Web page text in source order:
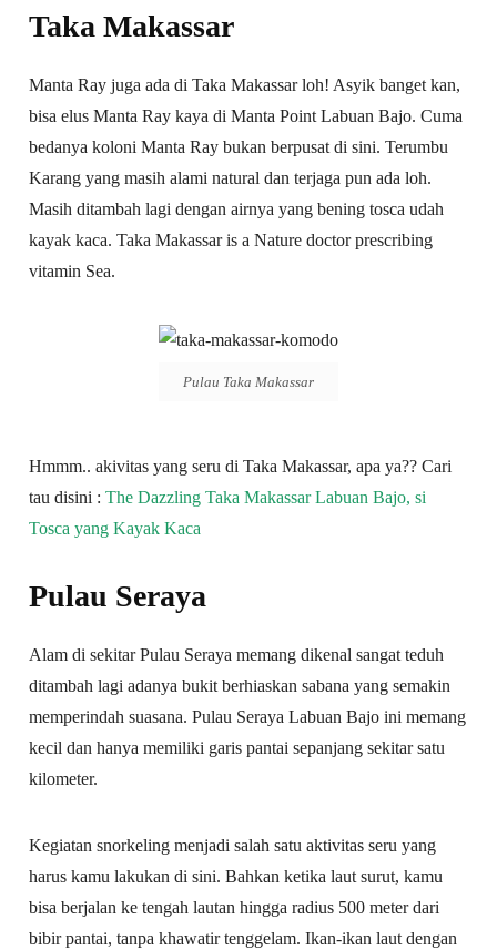
Taka Makassar
Manta Ray juga ada di Taka Makassar loh! Asyik banget kan,
bisa elus Manta Ray kaya di Manta Point Labuan Bajo. Cuma
bedanya koloni Manta Ray bukan berpusat di sini. Terumbu
Karang yang masih alami natural dan terjaga pun ada loh.
Masih ditambah lagi dengan airnya yang bening tosca udah
kayak kaca. Taka Makassar is a Nature doctor prescribing
vitamin Sea.
Pulau Taka Makassar
Hmmm.. akivitas yang seru di Taka Makassar, apa ya?? Cari
tau disini :The Dazzling Taka Makassar Labuan Bajo, si
Tosca yang Kayak Kaca
Pulau Seraya
Alam di sekitar Pulau Seraya memang dikenal sangat teduh
ditambah lagi adanya bukit berhiaskan sabana yang semakin
memperindah suasana. Pulau Seraya Labuan Bajo ini memang
kecil dan hanya memiliki garis pantai sepanjang sekitar satu
kilometer.
Kegiatan snorkeling menjadi salah satu aktivitas seru yang
harus kamu lakukan di sini. Bahkan ketika laut surut, kamu
bisa berjalan ke tengah lautan hingga radius 500 meter dari
bibir pantai, tanpa khawatir tenggelam. Ikan-ikan laut dengan